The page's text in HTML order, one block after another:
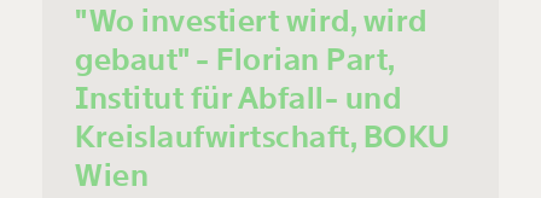
"Wo investiert wird, wird
gebaut" - Florian Part,
Institut für Abfall- und
Kreislaufwirtschaft, BOKU
Wien